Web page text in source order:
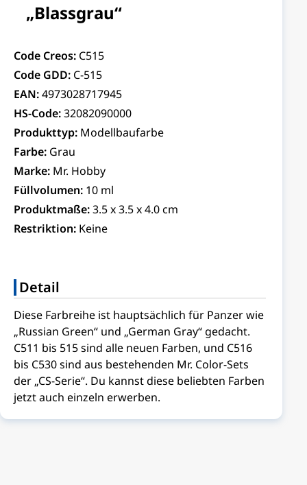
„Blassgrau“
Code Creos: C515
Code GDD: C-515
EAN:4973028717945
HS-Code:32082090000
Produkttyp: Modellbaufarbe
Farbe: Grau
Marke: Mr. Hobby
Füllvolumen: 10 ml
Produktmaße:3.5 x 3.5 x 4.0 cm
Restriktion: Keine
Detail
Diese Farbreihe ist hauptsächlich für Panzer wie
„Russian Green“ und „German Gray“ gedacht.
C511 bis 515 sind alle neuen Farben, und C516
bis C530 sind aus bestehenden Mr. Color-Sets
der „CS-Serie“. Du kannst diese beliebten Farben
jetzt auch einzeln erwerben.